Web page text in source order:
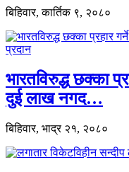
बिहिवार, कार्तिक ९, २०८०
भारतविरुद्ध छक्का
दुई लाख नगद…
बिहिवार, भाद्र २१, २०८०